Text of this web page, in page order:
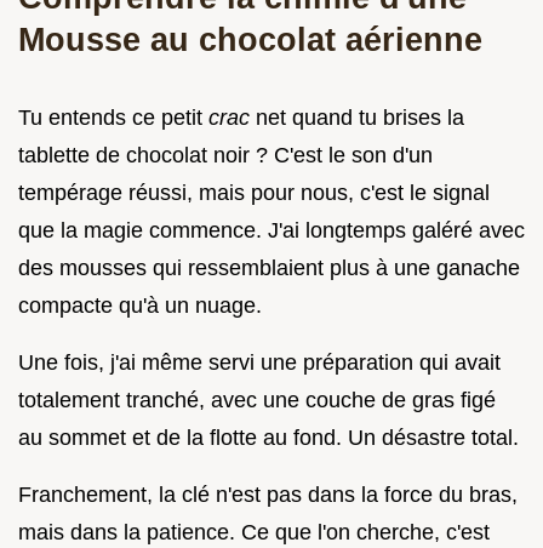
Mousse au chocolat aérienne
Tu entends ce petit crac net quand tu brises la
tablette de chocolat noir ? C'est le son d'un
tempérage réussi, mais pour nous, c'est le signal
que la magie commence. J'ai longtemps galéré avec
des mousses qui ressemblaient plus à une ganache
compacte qu'à un nuage.
Une fois, j'ai même servi une préparation qui avait
totalement tranché, avec une couche de gras figé
au sommet et de la flotte au fond. Un désastre total.
Franchement, la clé n'est pas dans la force du bras,
mais dans la patience. Ce que l'on cherche, c'est